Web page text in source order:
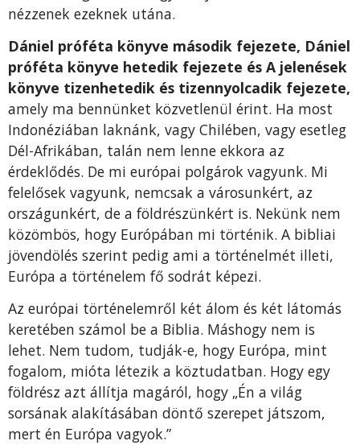
nézzenek ezeknek utána.
Dániel próféta könyve második fejezete, Dániel
próféta könyve hetedik fejezete és A jelenések
könyve tizenhetedik és tizennyolcadik fejezete,
amely ma bennünket közvetlenül érint. Ha most
Indonéziában laknánk, vagy Chilében, vagy esetleg
Dél-Afrikában, talán nem lenne ekkora az
érdeklődés. De mi európai polgárok vagyunk. Mi
felelősek vagyunk, nemcsak a városunkért, az
országunkért, de a földrészünkért is. Nekünk nem
közömbös, hogy Európában mi történik. A bibliai
jövendölés szerint pedig ami a történelmét illeti,
Európa a történelem fő sodrát képezi.
Az európai történelemről két álom és két látomás
keretében számol be a Biblia. Máshogy nem is
lehet. Nem tudom, tudják-e, hogy Európa, mint
fogalom, mióta létezik a köztudatban. Hogy egy
földrész azt állítja magáról, hogy „Én a világ
sorsának alakításában döntő szerepet játszom,
mert én Európa vagyok.”